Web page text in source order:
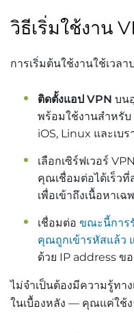
วิธีเริ่มใช้งาน
การเริ่มต้นใช้งานใช้เวล
ติดตั้งแอป VPN บน
พร้อมใช้งานสำหรั
iOS, Linux และเบ
เลือกเซิร์ฟเวอร์
คุณเชื่อมต่อได้เร็วที่
เพื่อเข้าถึงเนื้อหาเ
เชื่อมต่อ ขณะนี้การ
คุณถูกเข้ารหัสแล้ว
ด้วย IP address ขอ
ไม่จำเป็นต้องมีความรู้ทา
ในเบื้องหลัง — คุณแค่ใช้ง